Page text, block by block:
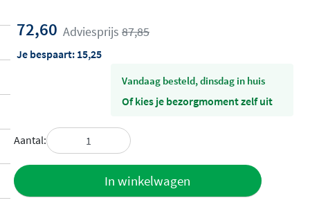
72,60 Adviesprijs 87,85
Je bespaart: 15,25
vandaag besteld, dinsdag in huis
Of kies je bezorgmoment zelf uit
Aantal:
In winkelwagen